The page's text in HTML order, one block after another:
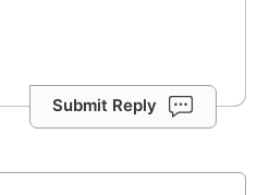
Submit Reply